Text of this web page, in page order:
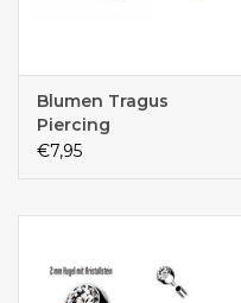
Blumen Tragus
Piercing
€7,95